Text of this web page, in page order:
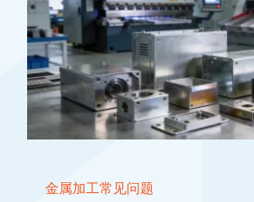
金属加工常见问题